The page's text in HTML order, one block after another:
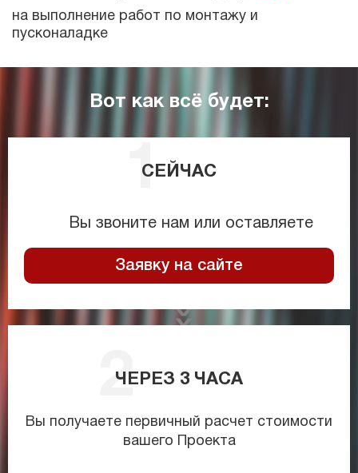
на выполнение работ по монтажу и
пусконаладке
Вот как всё будет:
СЕЙЧАС
Вы звоните нам или оставляете
Заявку на сайте
ЧЕРЕЗ 3 ЧАСА
Вы получаете первичный расчет стоимости
вашего Проекта